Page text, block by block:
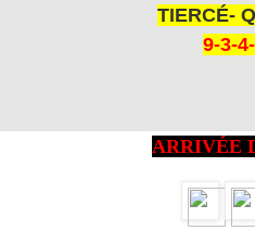
TIERCÉ-
9-3-
ARRIVÉE